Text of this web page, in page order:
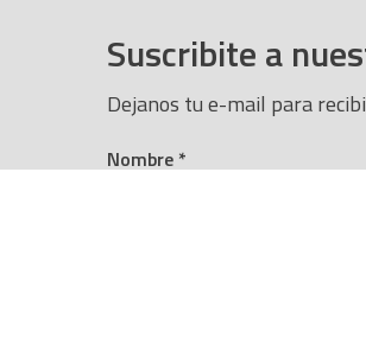
Suscribite a
Dejanos tu e-mail para
Nombre *